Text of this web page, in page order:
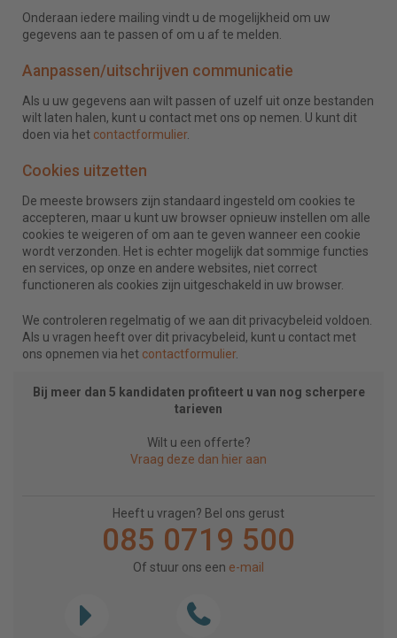
Onderaan iedere mailing vindt u de mogelijkheid om uw
gegevens aan te passen of om u af te melden.
Aanpassen/uitschrijven communicatie
Als u uw gegevens aan wilt passen of uzelf uit onze bestanden
wilt laten halen, kunt u contact met ons op nemen. U kunt dit
doen via het contactformulier.
Cookies uitzetten
De meeste browsers zijn standaard ingesteld om cookies te
accepteren, maar u kunt uw browser opnieuw instellen om alle
cookies te weigeren of om aan te geven wanneer een cookie
wordt verzonden. Het is echter mogelijk dat sommige functies
en services, op onze en andere websites, niet correct
functioneren als cookies zijn uitgeschakeld in uw browser.
We controleren regelmatig of we aan dit privacybeleid voldoen.
Als u vragen heeft over dit privacybeleid, kunt u contact met
ons opnemen via het contactformulier.
Bij meer dan 5 kandidaten profiteert u van nog scherpere
tarieven
Wilt u een offerte?
Vraag deze dan hier aan
Heeft u vragen? Bel ons gerust
085 0719 500
Of stuur ons een e-mail